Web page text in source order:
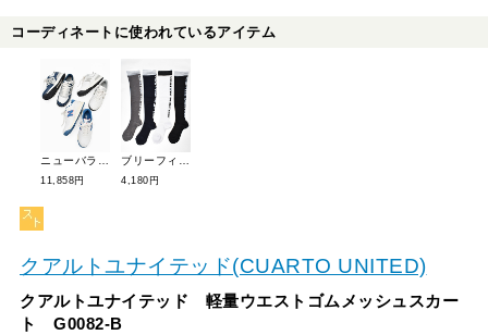
コーディネートに使われているアイテム
11,858円 4,180円
クアルトユナイテッド(CUARTO UNITED)
クアルトユナイテッド 軽量ウエストゴムメッシュスカー
ト G0082-B